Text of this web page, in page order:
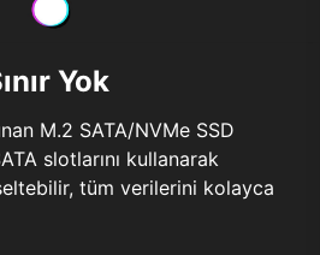
Yok
M.2 SATA/NVMe SSD
slotlarını kullanarak
tüm verilerini kolayca